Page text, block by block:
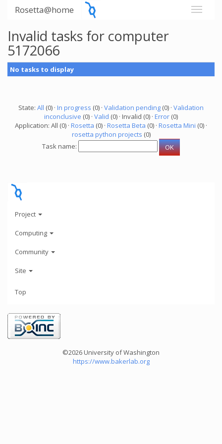
Rosetta@home
Invalid tasks for computer
5172066
No tasks to display
State: All (0) · In progress (0) · Validation pending (0) · Validation
inconclusive (0) · Valid (0) · Invalid (0) · Error (0)
Application: All (0) · Rosetta (0) · Rosetta Beta (0) · Rosetta Mini (0) ·
rosetta python projects (0)
Task name:
Project
Computing
Community
Site
Top
©2026 University of Washington
https://www.bakerlab.org